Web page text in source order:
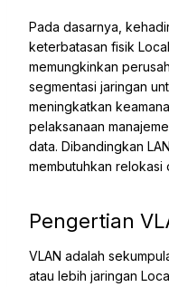
Pada dasarnya,
keterbatasan fisik
memungkinkan
segmentasi jaringan
meningkatkan
pelaksanaan
data. Dibandingkan
membutuhkan relokasi
Pengertian
VLAN adalah
atau lebih jaringan